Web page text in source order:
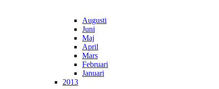
Augusti
Juni
Maj
April
Mars
Februari
Januari
2013